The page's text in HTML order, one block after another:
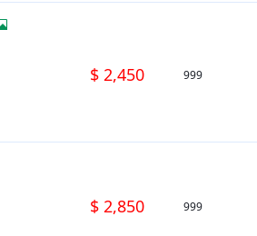
$ 2,450 999
$ 2,850 999